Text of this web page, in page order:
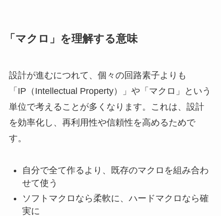
「マクロ」を理解する意味
設計が進むにつれて、個々の回路素子よりも
「IP（Intellectual Property）」や「マクロ」という
単位で考えることが多くなります。これは、設計
を効率化し、再利用性や信頼性を高めるためで
す。
自分で全て作るより、既存のマクロを組み合わ
せて使う
ソフトマクロなら柔軟に、ハードマクロなら確
実に